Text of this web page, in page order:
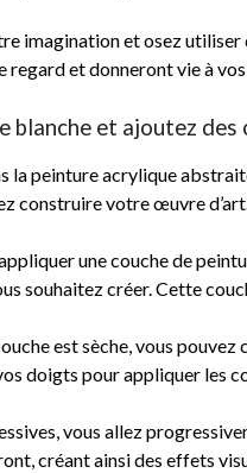
imagination et osez
regard et donneront vie à
blanche et ajoutez
la peinture acrylique
construire votre œuvre
une couche de
souhaitez créer. Cette
est sèche, vous
doigts pour appliquer les
vous allez
créant ainsi des effets